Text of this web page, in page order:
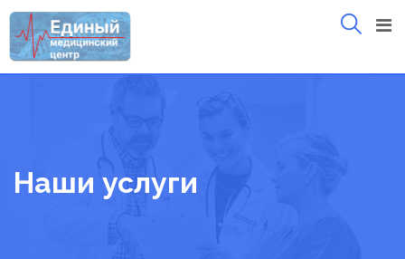
Skip
to
content
Наши услуги